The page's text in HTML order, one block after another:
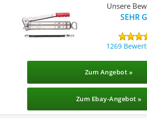
Unsere
SEHR
1269
Zum Angebot »
Zum Ebay-Angebot »